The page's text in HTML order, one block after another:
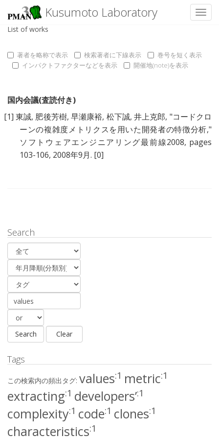
Kusumoto Laboratory
List of works
著者を略称で表示 検索著者に下線表示
巻号を短く表示
インパクトファクターなどを表示
開催地(note)を表示
国内会議(査読付き)
[1] 東誠, 肥後芳樹, 早瀬康裕, 松下誠, 井上克郎, "コードクロ
ーンの複雑度メトリクスを用いた開発者の特徴分析,"
ソフトウェアエンジニアリング最前線2008, pages
103-106, 2008年9月. [0]
Search
Tags
この検索内の頻出タグ: values:1 metric:1
extracting:1 developers’:1
complexity:1 code:1 clones:1
characteristics:1